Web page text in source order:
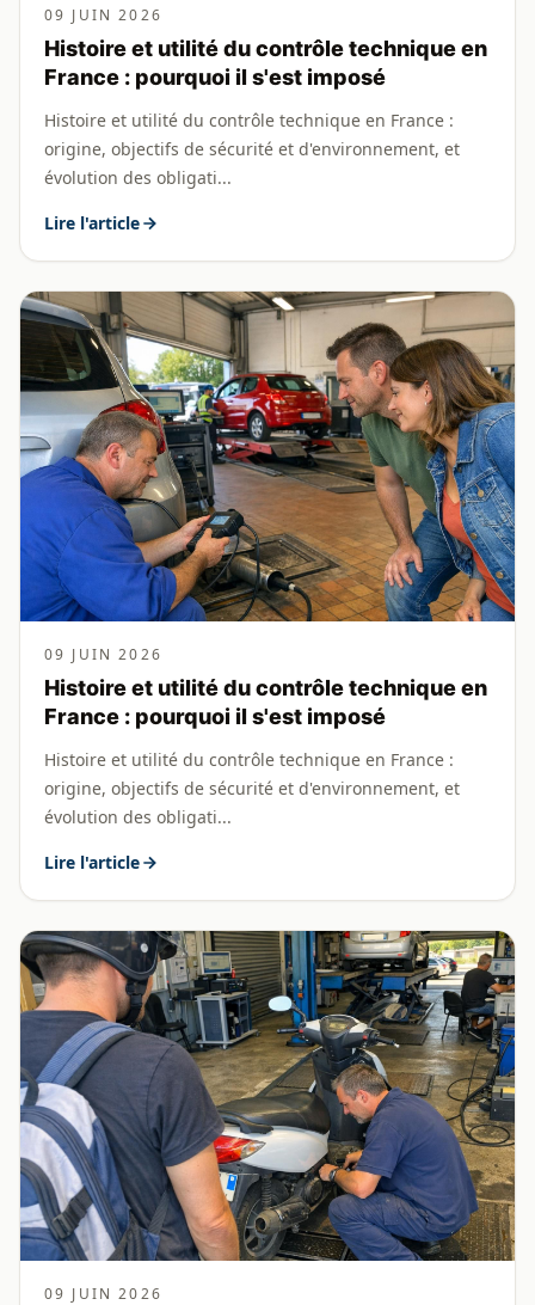
09 JUIN 2026
Histoire et utilité du contrôle technique en
France : pourquoi il s'est imposé
Histoire et utilité du contrôle technique en France :
origine, objectifs de sécurité et d'environnement, et
évolution des obligati...
Lire l'article
09 JUIN 2026
Histoire et utilité du contrôle technique en
France : pourquoi il s'est imposé
Histoire et utilité du contrôle technique en France :
origine, objectifs de sécurité et d'environnement, et
évolution des obligati...
Lire l'article
09 JUIN 2026